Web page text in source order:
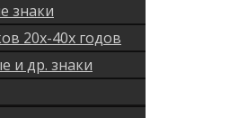
знаки
20х-40х годов
и др. знаки